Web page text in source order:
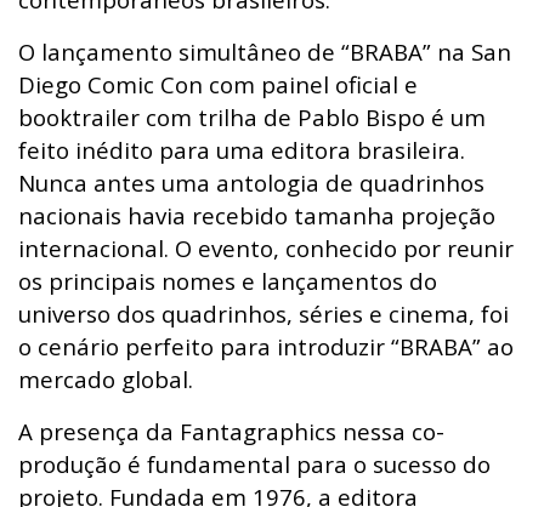
O lançamento simultâneo de “BRABA” na San
Diego Comic Con com painel oficial e
booktrailer com trilha de Pablo Bispo é um
feito inédito para uma editora brasileira.
Nunca antes uma antologia de quadrinhos
nacionais havia recebido tamanha projeção
internacional. O evento, conhecido por reunir
os principais nomes e lançamentos do
universo dos quadrinhos, séries e cinema, foi
o cenário perfeito para introduzir “BRABA” ao
mercado global.
A presença da Fantagraphics nessa co-
produção é fundamental para o sucesso do
projeto. Fundada em 1976, a editora